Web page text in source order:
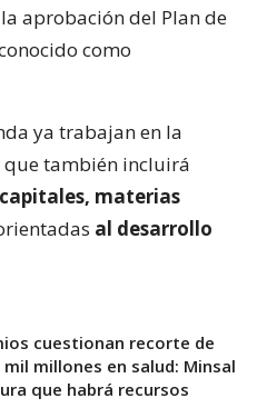
aprobación del Plan de
como
ya trabajan en la
también incluirá
materias
al desarrollo
cuestionan recorte de
mil millones en salud: Minsal
que habrá recursos